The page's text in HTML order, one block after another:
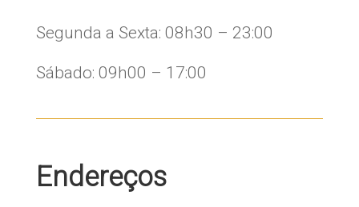
​Segunda a Sexta: 08h30 – 23:00
Sábado: 09h00 – 17:00
Endereços